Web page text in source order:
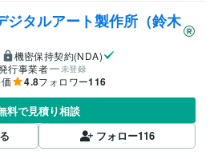
ジタルアート製作所（鈴木
機密保持契約(NDA)
行事業者
未登録
4.8フォロワー116
料で見積り相談
フォロー116